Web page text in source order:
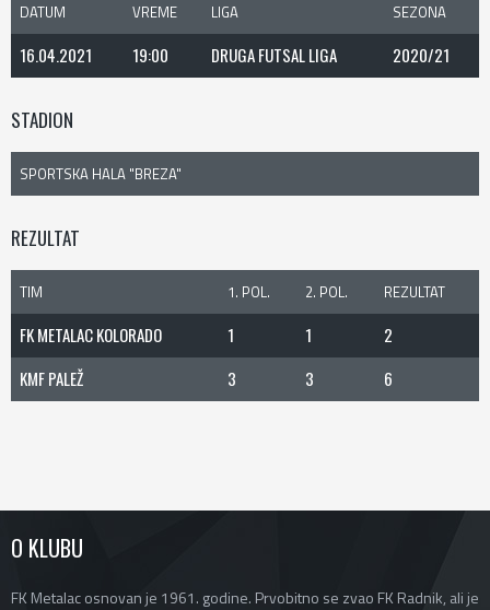
DATUM VREME LIGA SEZONA
16.04.2021 19:00 DRUGA FUTSAL LIGA 2020/21
STADION
SPORTSKA HALA "BREZA"
REZULTAT
TIM 1. POL. 2. POL. REZULTAT
FK METALAC KOLORADO 1 1
2
KMF PALEŽ
3 3 6
O KLUBU
FK Metalac osnovan je 1961. godine. Prvobitno se zvao FK Radnik, ali je